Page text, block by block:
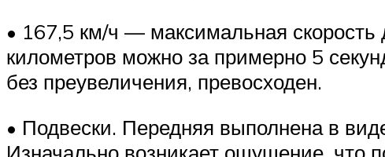
• 167,5 км/ч — максимальная скорость
километров можно за примерно 5
без преувеличения, превосходен.
• Подвески. Передняя выполнена в